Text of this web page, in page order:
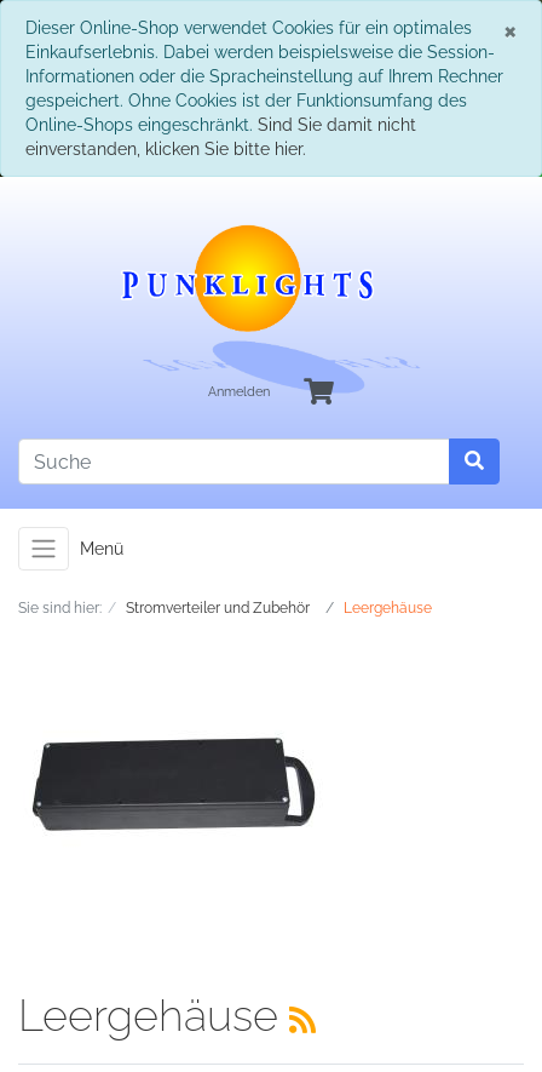
×
Dieser Online-Shop verwendet Cookies für ein optimales
Einkaufserlebnis. Dabei werden beispielsweise die Session-
Informationen oder die Spracheinstellung auf Ihrem Rechner
gespeichert. Ohne Cookies ist der Funktionsumfang des
Online-Shops eingeschränkt. Sind Sie damit nicht
einverstanden, klicken Sie bitte hier.
Anmelden
Menü
Sie sind hier: Stromverteiler und Zubehör Leergehäuse
Leergehäuse